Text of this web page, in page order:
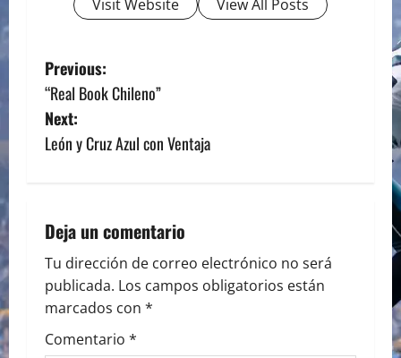
Visit Website View All Posts
P
o
s
n
a
v
i
Previous:
“Real Book Chileno”
Next:
León y Cruz Azul con Ventaja
Deja un comentario
Tu dirección de correo electrónico no será
publicada. Los campos obligatorios están
marcados con *
Comentario *